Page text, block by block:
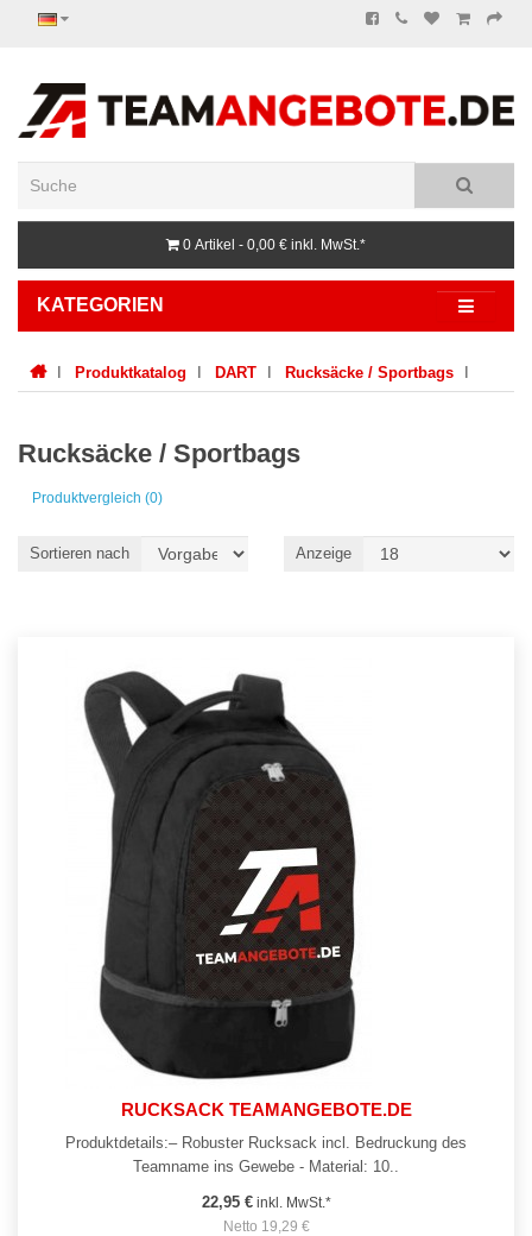
0 Artikel - 0,00 € inkl. MwSt.*
KATEGORIEN
Produktkatalog DART Rucksäcke / Sportbags
Rucksäcke / Sportbags
Produktvergleich (0)
Sortieren nach Anzeige
RUCKSACK TEAMANGEBOTE.DE
Produktdetails:– Robuster Rucksack incl. Bedruckung des
Teamname ins Gewebe - Material: 10..
22,95 €inkl. MwSt.*
Netto 19,29 €